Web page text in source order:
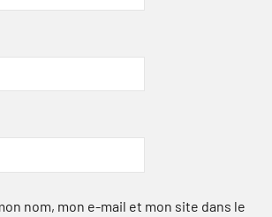
nom, mon e-mail et mon site dans le